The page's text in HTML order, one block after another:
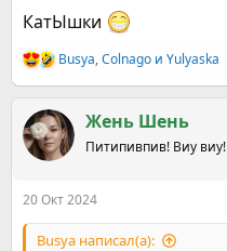
КатЫшки
Р
е
к
ц
и
Busya,Colnago и Yulyaska
Жень Шень
Питипивпив! Виу виу!
20 Окт 2024
Busya написал(а):